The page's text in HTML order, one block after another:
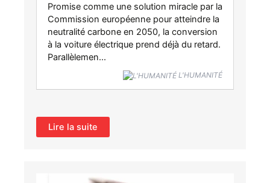
Promise comme une solution miracle par la
Commission européenne pour atteindre la
neutralité carbone en 2050, la conversion
à la voiture électrique prend déjà du retard.
Parallèlemen...
L'HUMANITÉ
Lire la suite